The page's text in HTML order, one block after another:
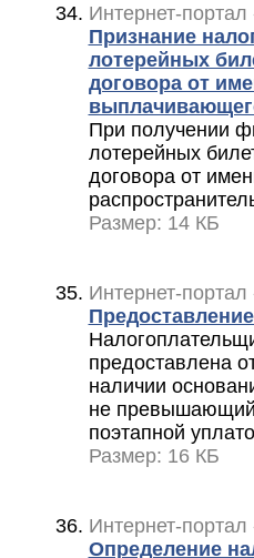
Интернет-
Признание
лотерейных
договора от
При получении
лотерейных
договора от
Размер: 14 КБ
Интернет-
предоставлена
наличии
не превышающий
поэтапной
Размер: 16 КБ
Интернет-
Определение